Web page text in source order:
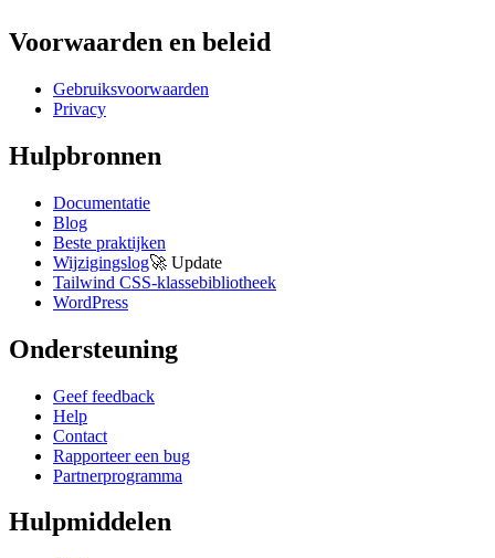
Voorwaarden en beleid
Gebruiksvoorwaarden
Privacy
Hulpbronnen
Documentatie
Blog
Beste praktijken
Wijzigingslog🚀 Update
Tailwind CSS-klassebibliotheek
WordPress
Ondersteuning
Geef feedback
Help
Contact
Rapporteer een bug
Partnerprogramma
Hulpmiddelen